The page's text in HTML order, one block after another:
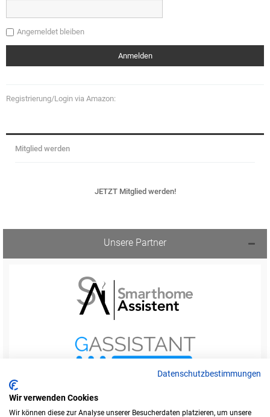
Angemeldet bleiben
Registrierung/Login via Amazon:
Mitglied werden
JETZT Mitglied werden!
Unsere Partner
Datenschutzbestimmungen
Wir verwenden Cookies
Wir können diese zur Analyse unserer Besucherdaten platzieren, um unsere